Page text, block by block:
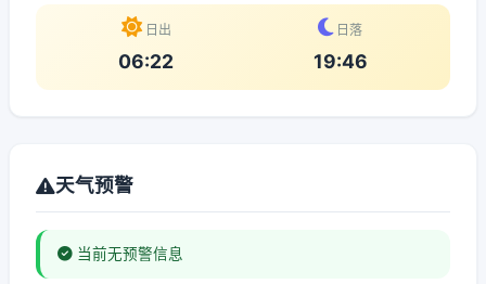
日出
06:22
日落
19:46
天气预警
当前无预警信息